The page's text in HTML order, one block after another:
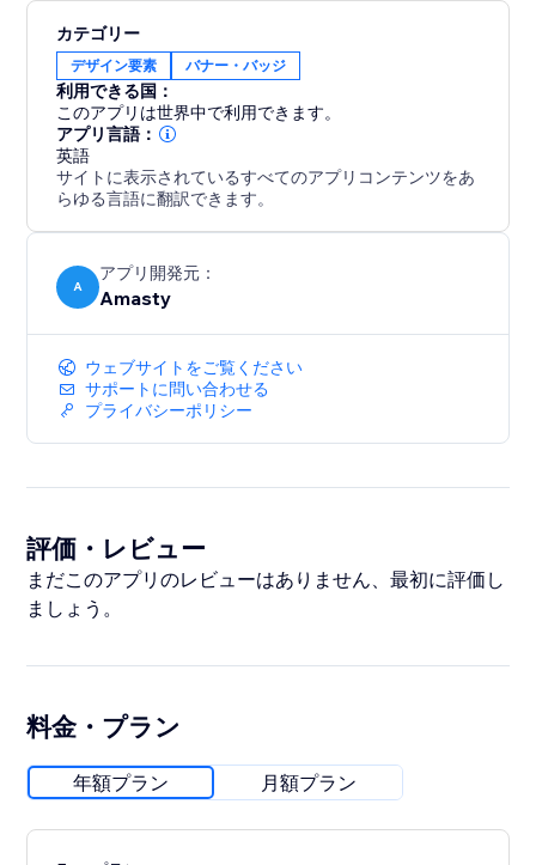
カテゴリー
デザイン要素 バナー・バッジ
利用できる国：
このアプリは世界中で利用できます。
アプリ言語：
英語
サイトに表示されているすべてのアプリコンテンツをあ
らゆる言語に翻訳できます。
A
アプリ開発元：
Amasty
ウェブサイトをご覧ください
サポートに問い合わせる
プライバシーポリシー
評価・レビュー
まだこのアプリのレビューはありません、最初に評価し
ましょう。
料金・プラン
年額プラン 月額プラン